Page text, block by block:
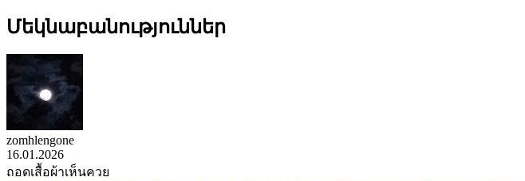
Մեկնաբանություններ
zomhlengone
16.01.2026
ถอดเสื้อผ้าเห็นควย